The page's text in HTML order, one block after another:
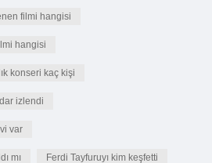
filmi hangisi
hangisi
konseri kaç kişi
izlendi
var
mı Ferdi Tayfuruyı kim keşfetti